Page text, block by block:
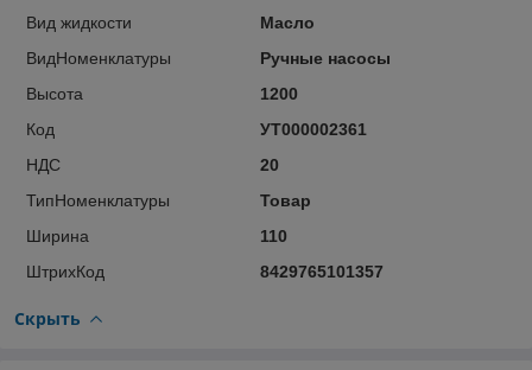
Вид жидкости
Масло
ВидНоменклатуры
Ручные насосы
Высота
1200
Код
УТ000002361
НДС
20
ТипНоменклатуры
Товар
Ширина
110
ШтрихКод
8429765101357
Скрыть